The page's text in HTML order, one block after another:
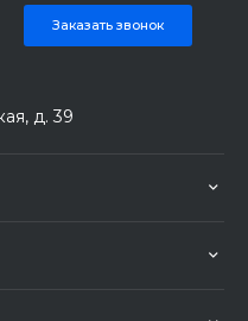
Заказать звонок
д. 39